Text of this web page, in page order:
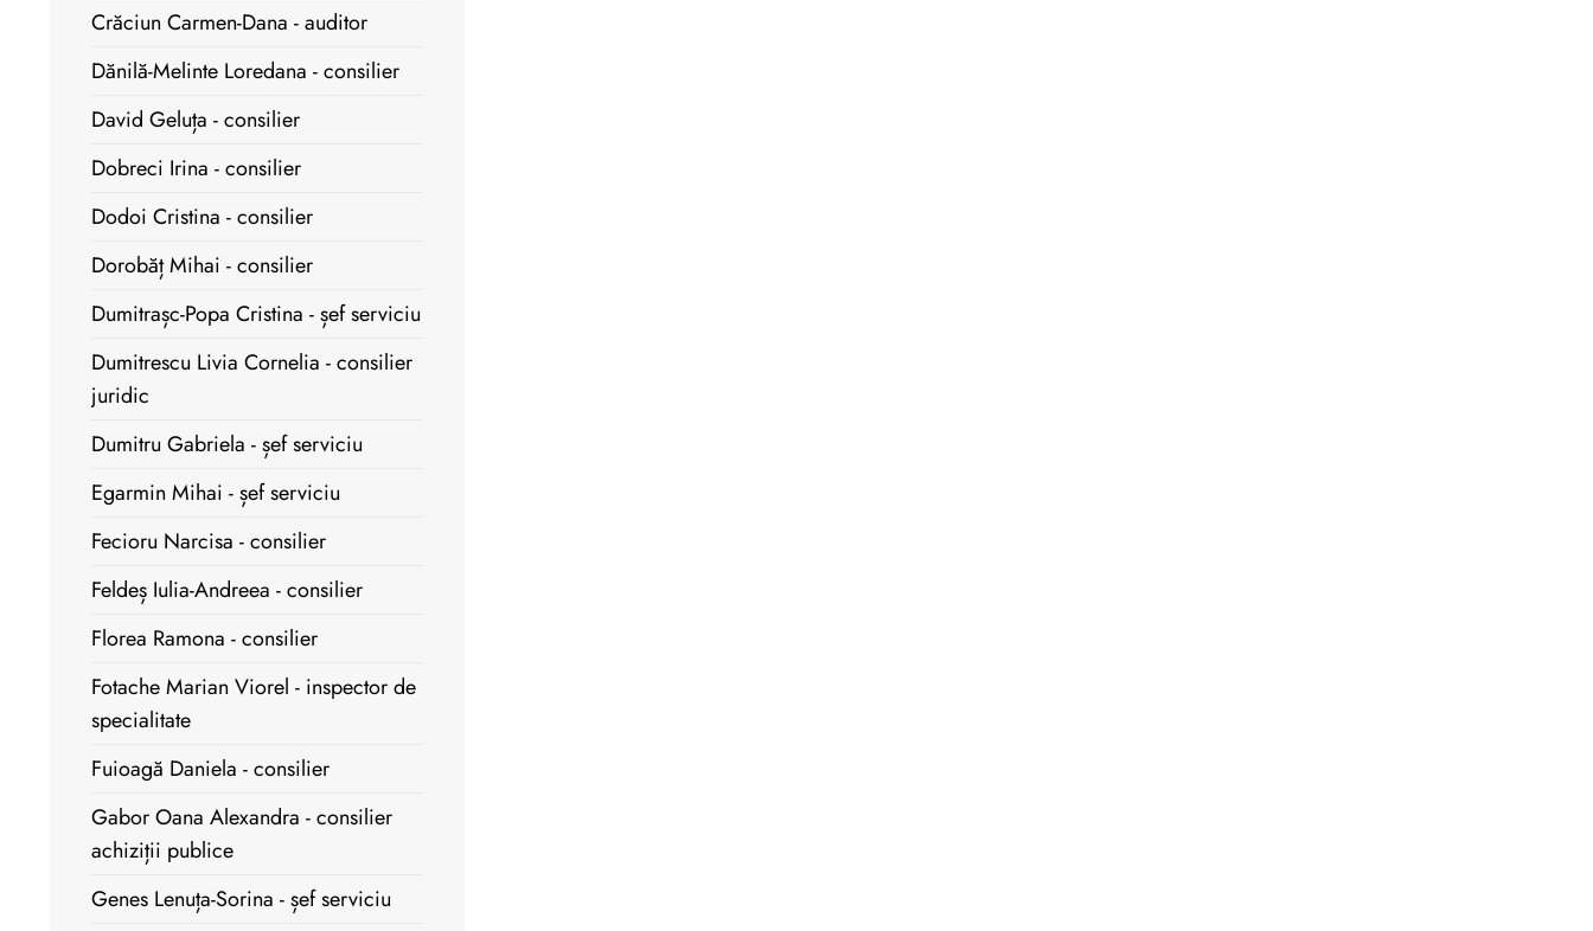
Crăciun Carmen-Dana - auditor
Dănilă-Melinte Loredana - consilier
David Geluța - consilier
Dobreci Irina - consilier
Dodoi Cristina - consilier
Dorobăț Mihai - consilier
Dumitrașc-Popa Cristina - șef serviciu
Dumitrescu Livia Cornelia - consilier
juridic
Dumitru Gabriela - șef serviciu
Egarmin Mihai - șef serviciu
Fecioru Narcisa - consilier
Feldeș Iulia-Andreea - consilier
Florea Ramona - consilier
Fotache Marian Viorel - inspector de
specialitate
Fuioagă Daniela - consilier
Gabor Oana Alexandra - consilier
achiziții publice
Genes Lenuța-Sorina - șef serviciu